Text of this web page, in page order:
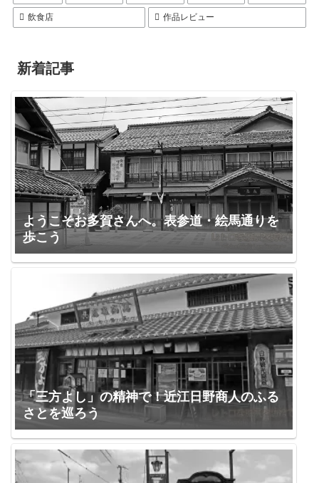
飲食店 作品レビュー
新着記事
ようこそお多賀さんへ。表参道・絵馬通りを
歩こう
「三方よし」の精神で！近江日野商人のふる
さとを巡ろう